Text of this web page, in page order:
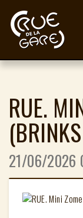
RUE.
21/06/2026